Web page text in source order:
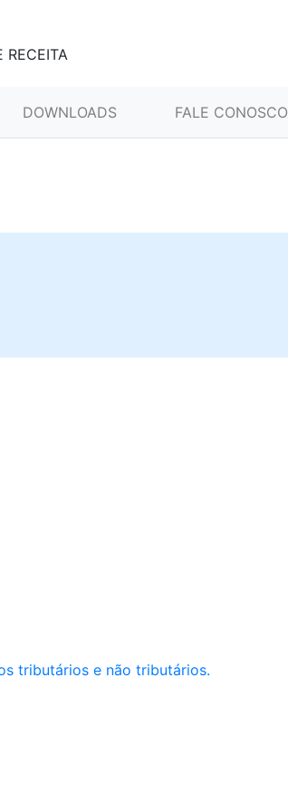
RECEITA
DOWNLOADS FALE CONOSCO
tributários e não tributários.